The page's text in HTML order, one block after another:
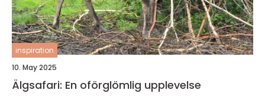
inspiration
10. May 2025
Älgsafari: En oförglömlig upplevelse